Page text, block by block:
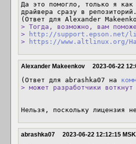
Да это помогло, только я как
драйвера сразу в
(Ответ для Alexander
> Тогда, возможно, вам
>
http://support.epson.net/
>
https://www.altlinux.org/
Alexander Makeenkov 2023-06-22
(Ответ для abrashka07 на
> может разработчики
Нельзя, поскольку лицензия
abrashka07 2023-06-22 12:12:15 MSK